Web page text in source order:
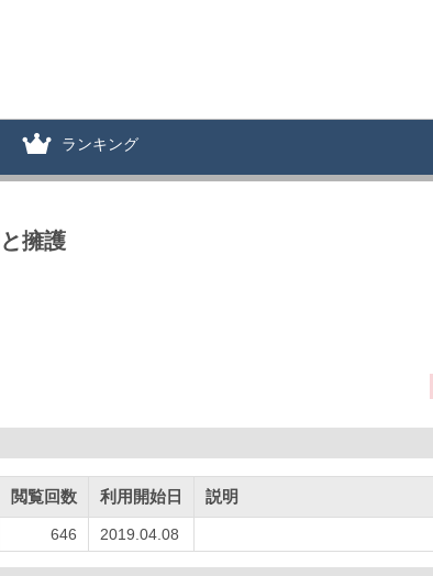
ランキング
擁護
閲覧回数 利用開始日 説明
646 2019.04.08